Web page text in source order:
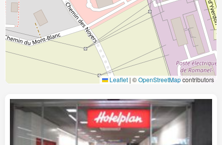
Leaflet | ©OpenStreetMapcontributors